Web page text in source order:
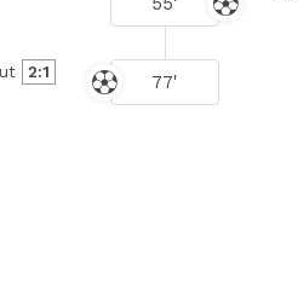
77'
2:1